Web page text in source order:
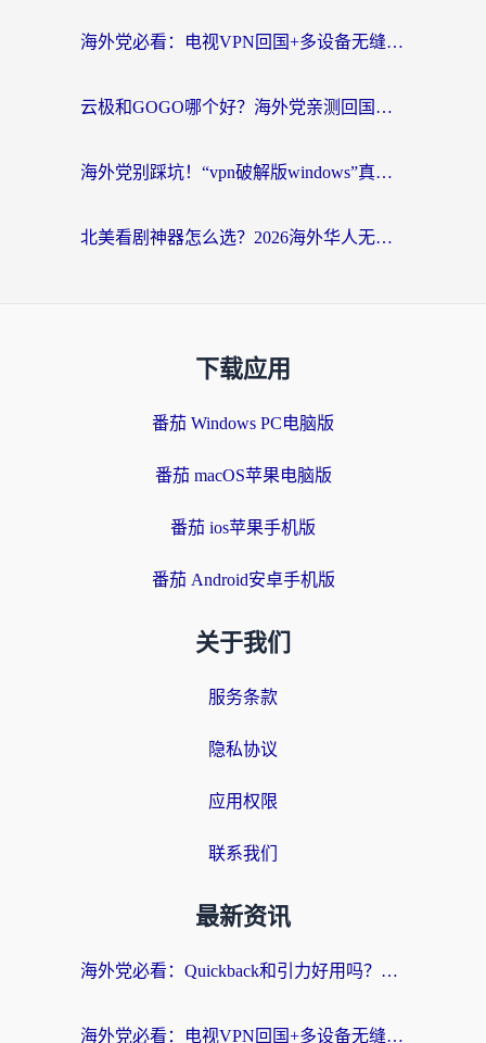
海外党必看：电视VPN回国+多设备无缝访问国内资源的实用指南
云极和GOGO哪个好？海外党亲测回国加速器选择指南（附iOS免费&Windows VPN实用技巧）
海外党别踩坑！“vpn破解版windows”真的能用？教你选对回国加速器无缝刷国内资源
北美看剧神器怎么选？2026海外华人无缝访问国内资源全攻略
下载应用
番茄 Windows PC电脑版
番茄 macOS苹果电脑版
番茄 ios苹果手机版
番茄 Android安卓手机版
关于我们
服务条款
隐私协议
应用权限
联系我们
最新资讯
海外党必看：Quickback和引力好用吗？3分钟搞懂回国加速器怎么选
海外党必看：电视VPN回国+多设备无缝访问国内资源的实用指南